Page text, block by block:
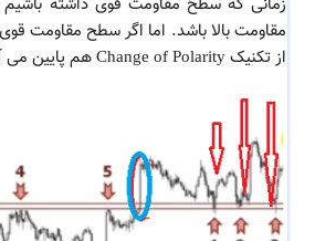
مقاومت بالا باشد. اما اگر سطح مقاومت
از تکنیک Change of Polarity هم پایین می آید.